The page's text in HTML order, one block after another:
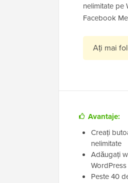
nelimitate pe
Facebook
Ați mai
Avantaje:
Creați
nelimitate
Adăugați
WordPress
Peste 40